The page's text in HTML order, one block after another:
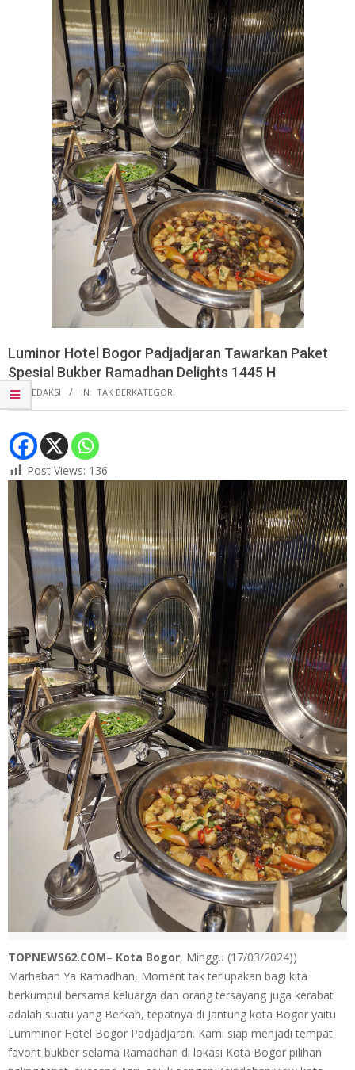
Luminor Hotel Bogor Padjadjaran Tawarkan Paket
Spesial Bukber Ramadhan Delights 1445 H
BY: REDAKSI IN: TAK BERKATEGORI
Post Views: 136
TOPNEWS62.COM– Kota Bogor, Minggu (17/03/2024))
Marhaban Ya Ramadhan, Moment tak terlupakan bagi kita
berkumpul bersama keluarga dan orang tersayang juga kerabat
adalah suatu yang Berkah, tepatnya di Jantung kota Bogor yaitu
Lumminor Hotel Bogor Padjadjaran. Kami siap menjadi tempat
favorit bukber selama Ramadhan di lokasi Kota Bogor pilihan